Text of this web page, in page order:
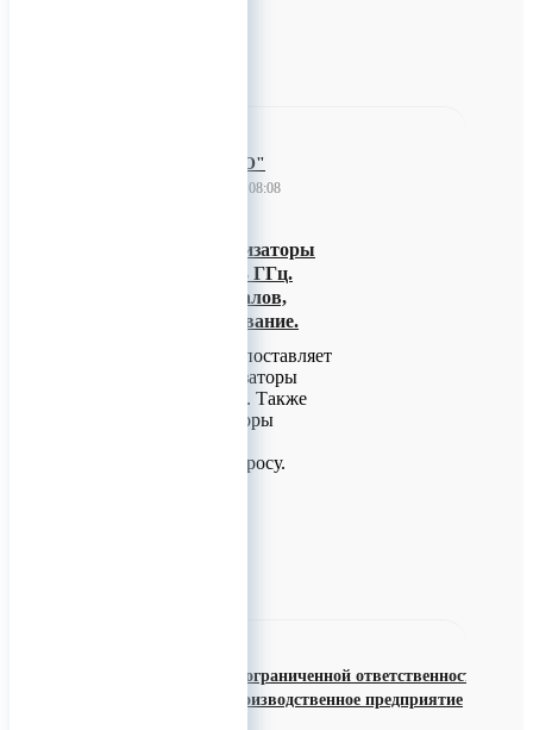
ООО "НОВО"
23 ноября 2022 08:08
Бюджетные анализаторы
спектра до 4 до 43 ГГц.
Генераторы сигналов,
антенное оборудование.
Компания НОВО поставляет
бюджетные анализаторы
спектра до 43 ГГЦ. Также
доступны генераторы
высылается по запросу.
Общество с ограниченной ответственностью
"Научно-производственное предприятие